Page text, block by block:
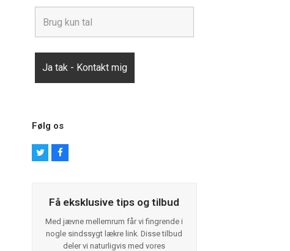
Følg os
T
F
o
k
Få eksklusive tips og tilbud
Med jævne mellemrum får vi fingrende i
nogle sindssygt lækre link. Disse tilbud
deler vi naturligvis med vores